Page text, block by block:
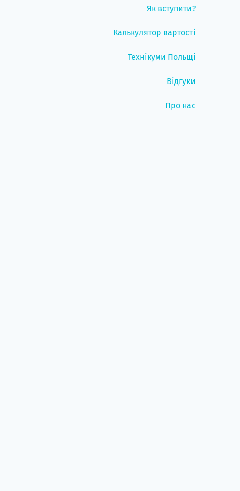
Як вступити?
Калькулятор вартості
Технікуми Польщі
Відгуки
Про нас